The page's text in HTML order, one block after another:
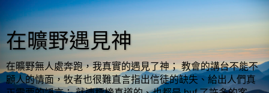
在曠野遇見神
在曠野無人處奔跑，我真實的遇見了神； 教會的講台不能不
顧人的情面，牧者也很難直言指出信徒的缺失、給出人們真